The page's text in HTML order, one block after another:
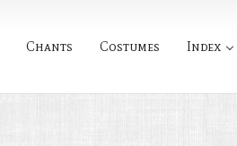
Chants Costumes Index